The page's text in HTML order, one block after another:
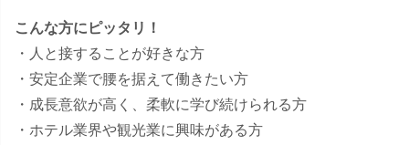
こんな方にピッタリ！
・人と接することが好きな方
・安定企業で腰を据えて働きたい方
・成長意欲が高く、柔軟に学び続けられる方
・ホテル業界や観光業に興味がある方